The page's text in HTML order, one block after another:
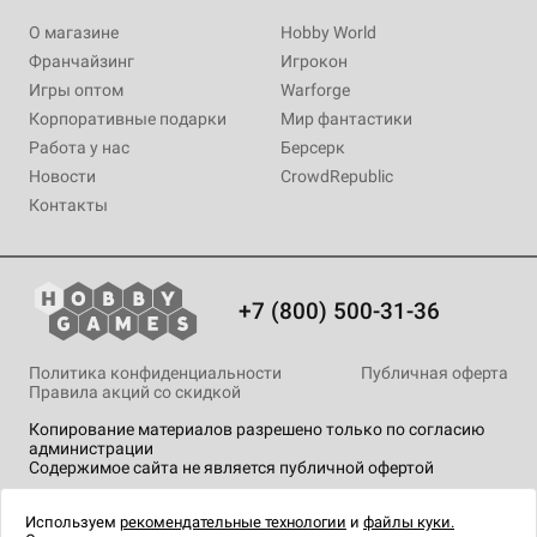
О магазине
Франчайзинг
Игры оптом
Корпоративные подарки
Работа у нас
Новости
Контакты
Hobby World
Игрокон
Warforge
Мир фантастики
Берсерк
CrowdRepublic
+7 (800) 500-31-36
Копирование материалов разрешено только по согласию
администрации
Содержимое сайта не является публичной офертой
Политика конфиденциальности
Публичная оферта
Правила акций со скидкой
технологии .
Используем рекомендательные технологии и файлы куки.